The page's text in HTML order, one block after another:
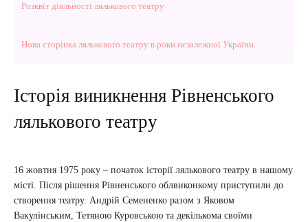
Розквіт діяльності лялькового театру
Нова сторінка лялькового театру в роки незалежної України
Історія виникнення Рівненського
лялькового театру
16 жовтня 1975 року – початок історії лялькового театру в нашому
місті. Після рішення Рівненського облвиконкому приступили до
створення театру. Андрій Семененко разом з Яковом
Вакулінським, Тетяною Куровською та декількома своїми